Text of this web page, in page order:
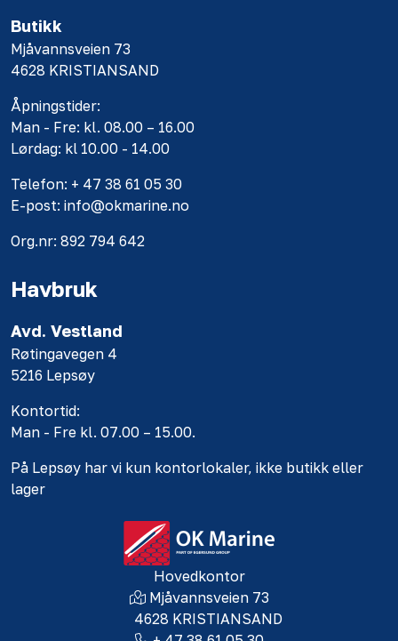
Butikk
Mjåvannsveien 73
4628 KRISTIANSAND
Åpningstider:
Man - Fre: kl. 08.00 – 16.00
Lørdag: kl 10.00 - 14.00
Telefon: + 47 38 61 05 30
E-post: info@okmarine.no
Org.nr: 892 794 642
Havbruk
Avd. Vestland
Røtingavegen 4
5216 Lepsøy
Kontortid:
Man - Fre kl. 07.00 – 15.00.
På Lepsøy har vi kun kontorlokaler, ikke butikk eller
lager
Hovedkontor
Mjåvannsveien 73
4628 KRISTIANSAND